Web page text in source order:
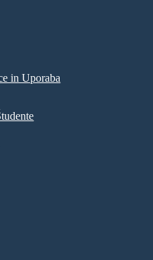
in Uporaba